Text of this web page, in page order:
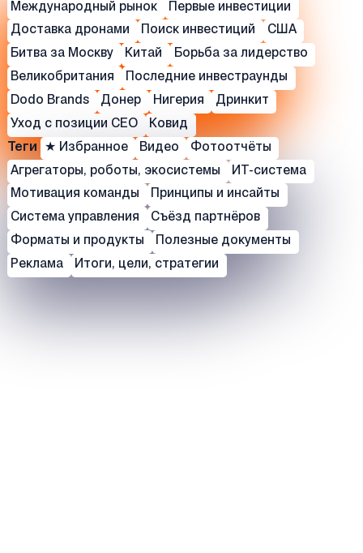
Международный рынок Первые инвестиции
Доставка дронами Поиск инвестиций США
Битва за Москву Китай Борьба за лидерство
Великобритания Последние инвестраунды
Dodo Brands Донер Нигерия Дринкит
Уход с позиции СЕО Ковид
Теги ★ Избранное Видео Фотоотчёты
Агрегаторы, роботы, экосистемы ИТ-система
Мотивация команды Принципы и инсайты
Система управления Съёзд партнёров
Форматы и продукты Полезные документы
Реклама Итоги, цели, стратегии